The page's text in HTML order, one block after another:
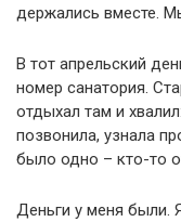
держались вместе.
В тот апрельский
номер санатория.
отдыхал там и
позвонила, узнала
было одно – кто-то
Деньги у меня были.